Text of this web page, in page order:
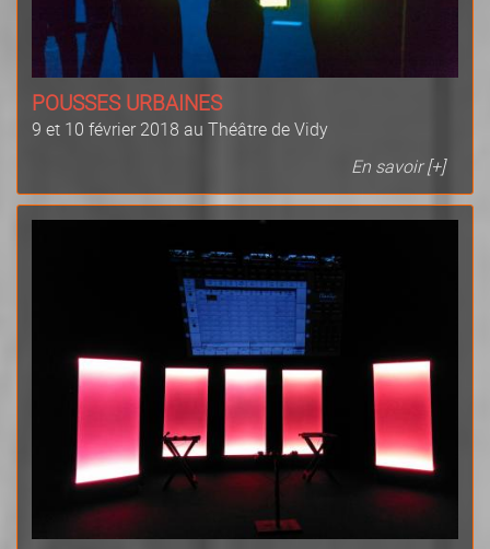
POUSSES URBAINES
9 et 10 février 2018 au Théâtre de Vidy
En savoir [+]